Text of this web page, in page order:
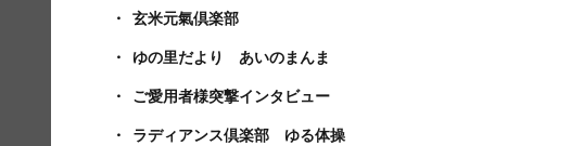
玄米元氣倶楽部
ゆの里だより あいのまんま
ご愛用者様突撃インタビュー
ラディアンス倶楽部 ゆる体操